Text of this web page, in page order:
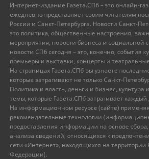
Интернет-издание Газета.СПб – это онлайн-
ежедневно представляет своим читателям
России и Санкт-Петербурга. Новости Санкт-
это политика, общественные настроения,
мероприятия, новости бизнеса и социальной
новости СПб сегодня – это, конечно, события
премьеры и выставки, концерты и
На страницах Газета.СПб вы узнаете
которые затрагивают не только Санкт-
Политика и власть, деньги и бизнес, культура
темы, которые Газета.СПб затрагивает каждый
На информационном ресурсе (сайте)
рекомендательные технологии
предоставления информации на основе
анализа сведений, относящихся к
сети «Интернет», находящихся на территории
Федерации).